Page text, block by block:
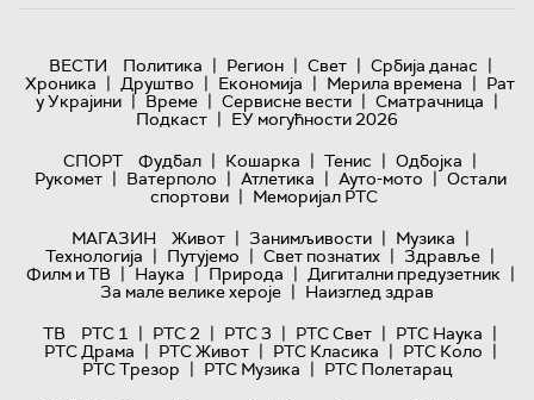
ВЕСТИ Политика | Регион | Свет | Србија данас |
Хроника | Друштво | Економија | Мерила времена | Рат
у Украјини | Време | Сервисне вести | Сматрачница |
Подкаст | ЕУ могућности 2026
СПОРТ
Фудбал | Кошарка | Тенис | Одбојка |
Рукомет | Ватерполо | Атлетика | Ауто-мото | Остали
спортови | Меморијал РТС
МАГАЗИН
Живот | Занимљивости | Музика |
Технологијa | Путујемо | Свет познатих | Здравље |
Филм и ТВ | Наука | Природа | Дигитални предузетник |
За мале велике хероје | Наизглед здрав
ТВ
РТС 1 | РТС 2 | РТС 3 | РТС Свет | РТС Наука |
РТС Драма | РТС Живот | РТС Класика | РТС Коло |
РТС Трезор | РТС Музика | РТС Полетарац